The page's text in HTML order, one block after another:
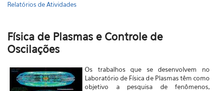
Relatórios de Atividades
Física de Plasmas e Controle de
Oscilações
Os trabalhos que se desenvolvem no
Laboratório de Física de Plasmas têm como
objetivo a pesquisa de fenômenos,